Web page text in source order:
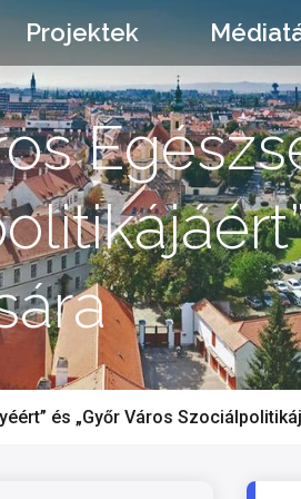
Projektek
és „Győr Város